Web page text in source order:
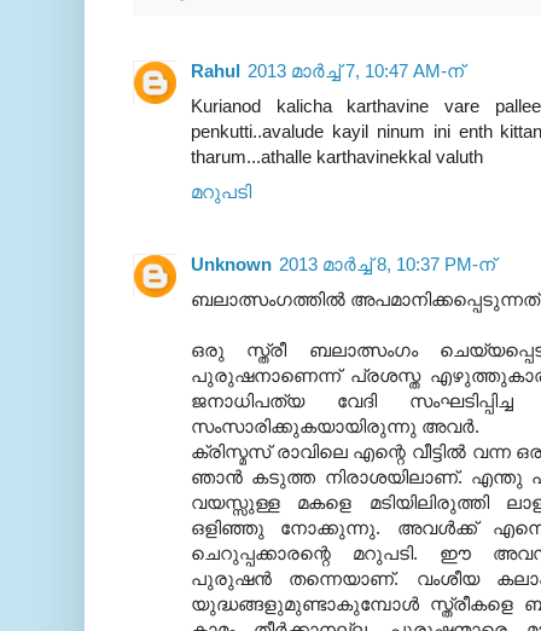
Rahul 2013 മാർച്ച് 7, 10:47 AM-ന്
Kurianod kalicha karthavine vare
penkutti..avalude kayil ninum ini enth
tharum...athalle karthavinekkal valuth
മറുപടി
Unknown 2013 മാർച്ച് 8, 10:37 PM-ന്
ബലാത്സംഗത്തില്‍
ഒരു സ്ത്രീ ബലാത്സംഗം
പുരുഷനാണെന്ന് പ്രശസ്ത
ജനാധിപത്യ വേദി
സംസാരിക്കുകയായിരുന്നു അവര്‍.
ക്രിസ്മസ് രാവിലെ എന്റെ വീട്ടില്‍ വന്ന
ഞാന്‍ കടുത്ത നിരാശയിലാണ്. എന്തു
വയസ്സുള്ള മകളെ മടിയിലിരുത്തി
ഒളിഞ്ഞു നോക്കുന്നു. അവള്‍ക്ക്
ചെറുപ്പക്കാരന്റെ മറുപടി. ഈ
പുരുഷന്‍ തന്നെയാണ്. വംശീയ
യുദ്ധങ്ങളുമുണ്ടാകുമ്പോള്‍ സ്ത്രീകളെ